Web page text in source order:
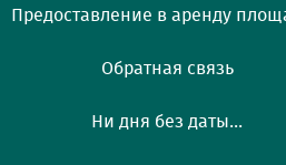
Предоставление в аренду
Обратная связь
Ни дня без даты...